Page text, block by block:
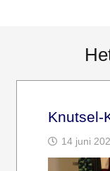
Knutsel-
14 juni